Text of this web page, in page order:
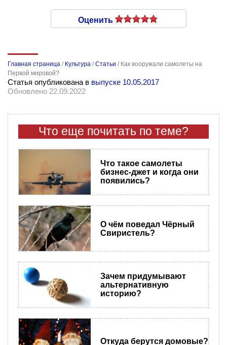
Оценить
Главная страница / Культура /Статьи / Как вооружали самолеты на
Первой мировой?
Статья опубликована в выпуске 10.05.2017
Обновлено 22.09.2022
Что еще почитать по теме?
Что такое самолеты
бизнес-джет и когда они
появились?
О чём поведал Чёрный
Свиристель?
Зачем придумывают
альтернативную
историю?
Откуда берутся домовые?